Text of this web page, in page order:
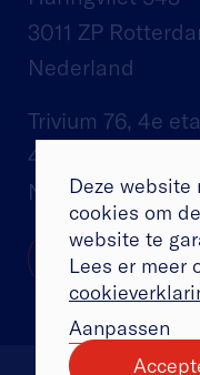
Deze website
cookies om
website te
Lees er meer
Aanpassen
3011 ZP
Nederland
Trivium 76, 4e
4873 LP Etten-
Nederland